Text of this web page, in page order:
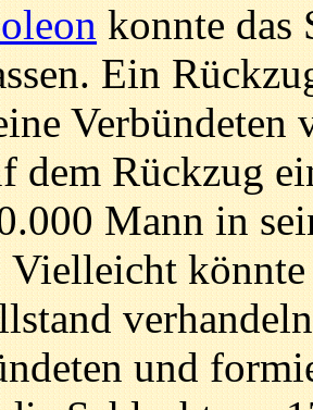
konnte das
Ein
Verbündeten
dem Rückzug
Mann in
Vielleicht
und